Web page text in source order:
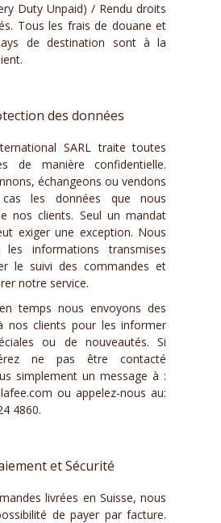
Duty Unpaid) / Rendu droits
Tous les frais de douane et
de destination sont à la
des données
SARL traite toutes
de manière confidentielle.
échangeons ou vendons
les données que nous
nos clients. Seul un mandat
exiger une exception. Nous
les informations transmises
le suivi des commandes et
notre service.
temps nous envoyons des
nos clients pour les informer
ou de nouveautés. Si
ne pas être contacté
simplement un message à :
ou appelez-nous au:
4860.
et Sécurité
livrées en Suisse, nous
de payer par facture.